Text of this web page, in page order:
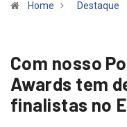
Home Destaque
Com nosso
Awards tem
finalistas no